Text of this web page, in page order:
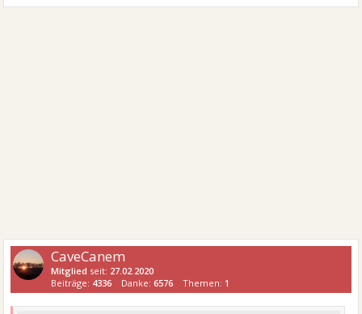
CaveCanem
Mitglied seit: 27.02.2020
Beiträge: 4336 Danke:6576 Themen: 1